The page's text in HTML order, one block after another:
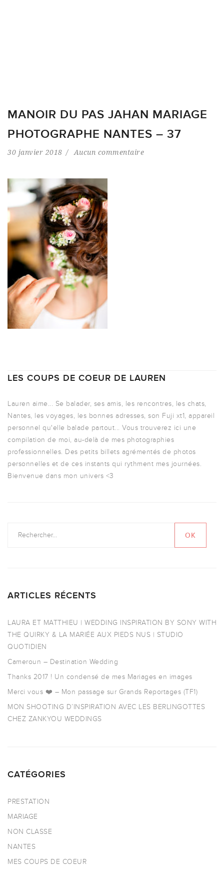
MANOIR DU PAS JAHAN MARIAGE
PHOTOGRAPHE NANTES – 37
30 janvier 2018 Aucun commentaire
LES COUPS DE COEUR DE LAUREN
Lauren aime... Se balader, ses amis, les rencontres, les chats,
Nantes, les voyages, les bonnes adresses, son Fuji xt1, appareil
personnel qu'elle balade partout... Vous trouverez ici une
compilation de moi, au-delà de mes photographies
professionnelles. Des petits billets agrémentés de photos
personnelles et de ces instants qui rythment mes journées.
Bienvenue dans mon univers <3
ARTICLES RÉCENTS
LAURA ET MATTHIEU | WEDDING INSPIRATION BY SONY WITH
THE QUIRKY & LA MARIÉE AUX PIEDS NUS | STUDIO
QUOTIDIEN
Cameroun – Destination Wedding
Thanks 2017 ! Un condensé de mes Mariages en images
Merci vous ❤️ – Mon passage sur Grands Reportages (TF1)
MON SHOOTING D’INSPIRATION AVEC LES BERLINGOTTES
CHEZ ZANKYOU WEDDINGS
CATÉGORIES
PRESTATION
MARIAGE
NON CLASSE
NANTES
MES COUPS DE COEUR